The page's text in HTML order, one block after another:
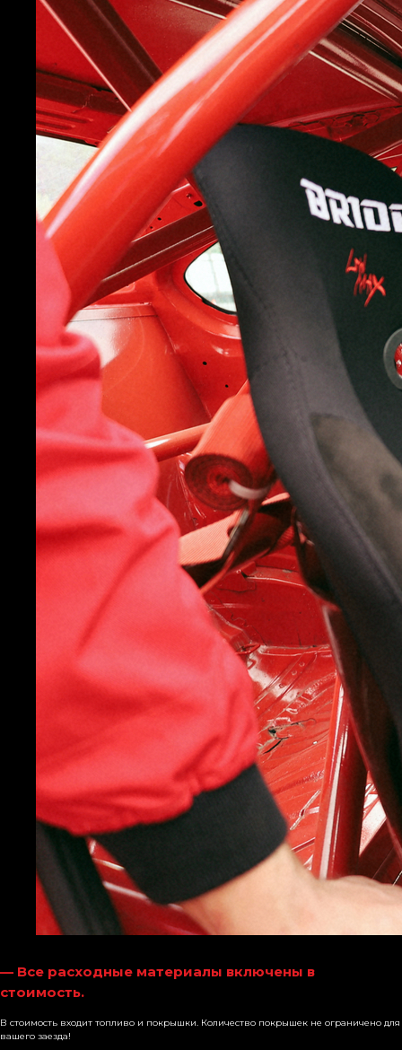
— Все расходные материалы включены в
стоимость.
В стоимость входит топливо и покрышки. Количество покрышек не ограничено для
вашего заезда!